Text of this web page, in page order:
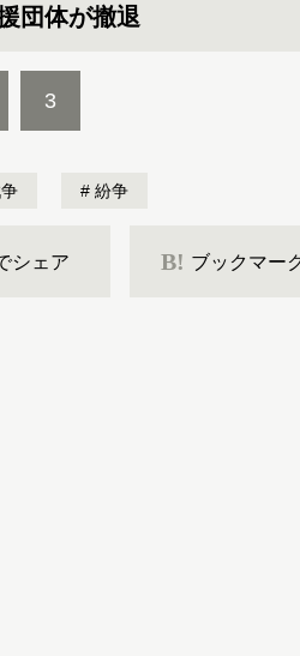
団体が撤退
3
紛争
シェア B! ブックマー